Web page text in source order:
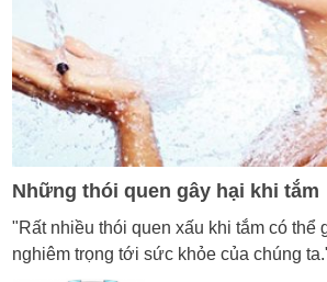
Những thói quen gây hại khi tắm
"Rất nhiều thói quen xấu khi tắm có thể
nghiêm trọng tới sức khỏe của chúng